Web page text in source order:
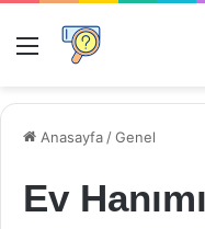
Menü
Anasayfa /Genel
Ev